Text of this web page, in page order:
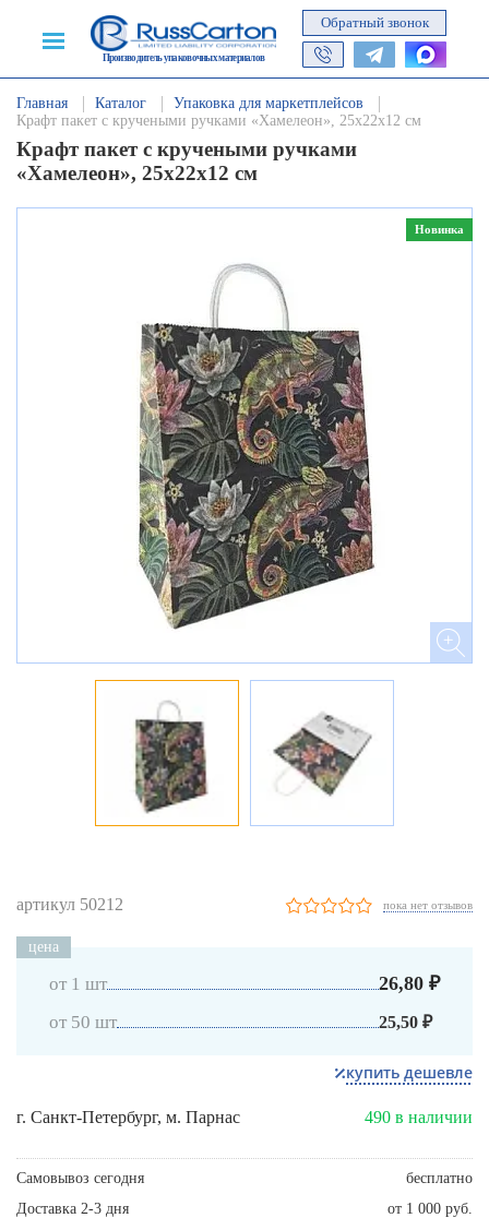
Производитель упаковочных материалов
Обратный звонок
Главная Каталог
Упаковка для маркетплейсов
Крафт пакет с кручеными ручками «Хамелеон», 25х22х12 см
Крафт пакет с кручеными ручками
«Хамелеон», 25х22х12 см
Новинка
артикул 50212 пока нет отзывов
цена
от 1 шт 26,80 ₽
от 50 шт 25,50 ₽
купить дешевле
г. Санкт-Петербург, м. Парнас 490 в наличии
Самовывоз сегодня
бесплатно
Доставка 2-3 дня
от 1 000 руб.